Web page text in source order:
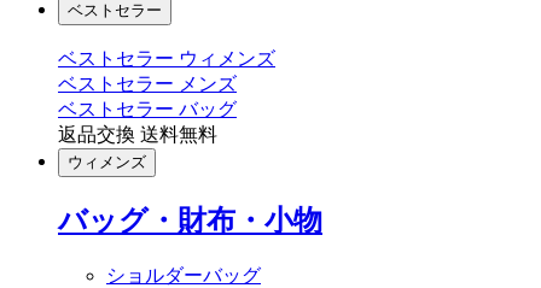
ベストセラー
ベストセラー ウィメンズ
ベストセラー メンズ
ベストセラー バッグ
返品交換 送料無料
ウィメンズ
バッグ・財布・小物
ショルダーバッグ